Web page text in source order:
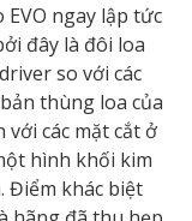
ngay lập tức
đây là đôi loa
so với các
thùng loa của
với các mặt cắt ở
hình khối kim
Điểm khác biệt